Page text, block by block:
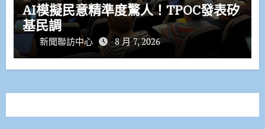
AI模擬民意精準度驚人！TPOC發表矽
基民調
新聞聯訪中心 8 月 7, 2026